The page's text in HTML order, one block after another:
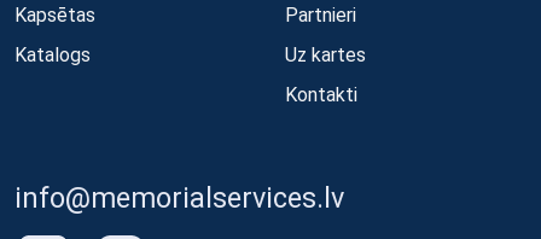
Kapsētas
Katalogs
Partnieri
Uz kartes
Kontakti
info@memorialservices.lv